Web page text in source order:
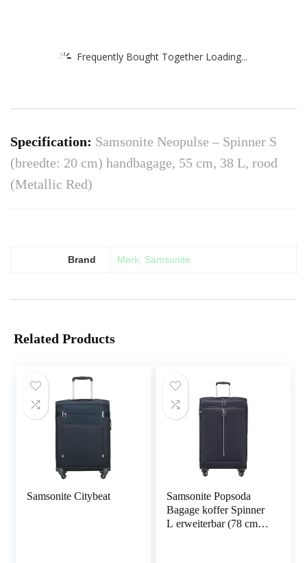
Frequently Bought Together Loading...
Specification: Samsonite Neopulse – Spinner S
(breedte: 20 cm) handbagage, 55 cm, 38 L, rood
(Metallic Red)
Brand Merk: Samsonite
Related Products
Samsonite Citybeat
Samsonite Popsoda
Bagage koffer Spinner
L erweiterbar (78 cm –